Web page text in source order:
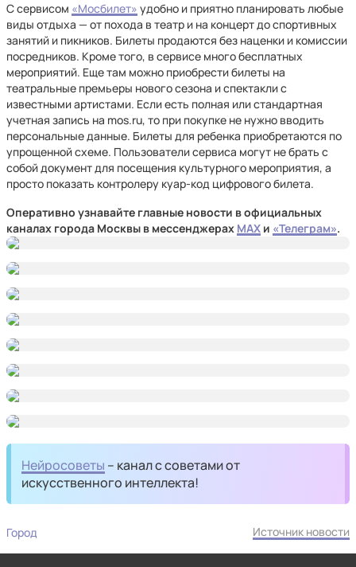
С сервисом «Мосбилет» удобно и приятно планировать любые
виды отдыха — от похода в театр и на концерт до спортивных
занятий и пикников. Билеты продаются без наценки и комиссии
посредников. Кроме того, в сервисе много бесплатных
мероприятий. Еще там можно приобрести билеты на
театральные премьеры нового сезона и спектакли с
известными артистами. Если есть полная или стандартная
учетная запись на mos.ru, то при покупке не нужно вводить
персональные данные. Билеты для ребенка приобретаются по
упрощенной схеме. Пользователи сервиса могут не брать с
собой документ для посещения культурного мероприятия, а
просто показать контролеру куар-код цифрового билета.
Оперативно узнавайте главные новости в официальных
каналах города Москвы в мессенджерах MAX и «Телеграм».
Нейросоветы – канал с советами от
искусственного интеллекта!
Город Источник новости